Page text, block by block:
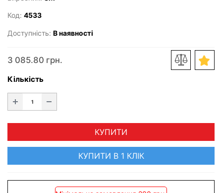
Код: 4533
Доступність: В наявності
3 085.80 грн.
Кількість
КУПИТИ
КУПИТИ В 1 КЛІК